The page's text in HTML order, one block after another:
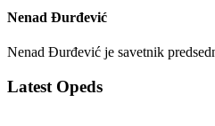
Nenad Đurđević
Nenad Đurđević je savetnik
Latest Opeds